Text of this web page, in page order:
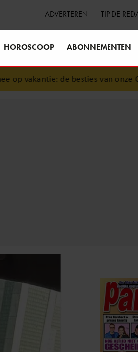
ADVERTEREN TIP DE
HOROSCOOP ABONNEMENTEN
de besties van onze Oranjes•